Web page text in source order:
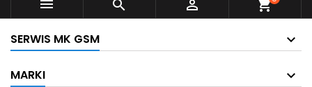
   shopping_cart
SERWIS MK GSM
MARKI